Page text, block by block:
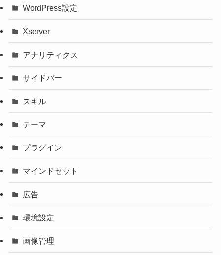
WordPress設定
Xserver
アナリティクス
サイドバー
スキル
テーマ
プラグイン
マインドセット
広告
環境設定
画像管理